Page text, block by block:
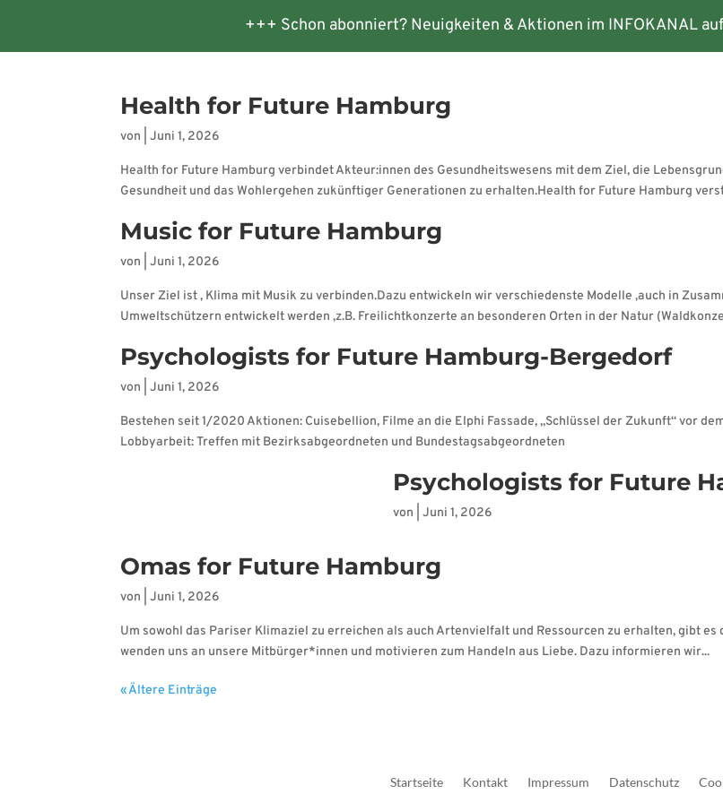
+++ Schon abonniert? Neuigkeiten & Aktionen im INFOKANAL
Health for Future Hamburg
von |Juni 1, 2026
Health for Future Hamburg verbindet Akteur:innen des Gesundheitswesens mit dem Ziel, die
Gesundheit und das Wohlergehen zukünftiger Generationen zu erhalten.Health for Future Hamburg
Music for Future Hamburg
von |Juni 1, 2026
Unser Ziel ist , Klima mit Musik zu verbinden.Dazu entwickeln wir verschiedenste Modelle ,auch in
Umweltschützern entwickelt werden ,z.B. Freilichtkonzerte an besonderen Orten in der Natur
Psychologists for Future Hamburg-Bergedorf
von |Juni 1, 2026
Bestehen seit 1/2020 Aktionen: Cuisebellion, Filme an die Elphi Fassade, „Schlüssel der Zukunft“ vor
Lobbyarbeit: Treffen mit Bezirksabgeordneten und Bundestagsabgeordneten
Psychologists for Future
von Juni 1, 2026
Omas for Future Hamburg
von |Juni 1, 2026
Um sowohl das Pariser Klimaziel zu erreichen als auch Artenvielfalt und Ressourcen zu erhalten, gibt
wenden uns an unsere Mitbürger*innen und motivieren zum Handeln aus Liebe. Dazu informieren wir...
« Ältere Einträge
Startseite Kontakt Impressum Datenschutz